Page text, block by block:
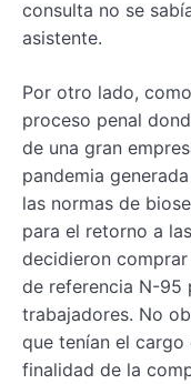
consulta no se
asistente.
Por otro lado,
proceso penal
de una gran
pandemia
las normas de
para el retorno a
decidieron comprar
de referencia N-95
trabajadores. No
que tenían el
finalidad de la